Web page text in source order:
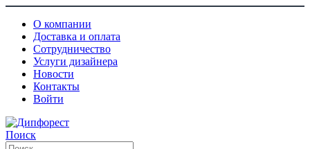
О компании
Доставка и оплата
Сотрудничество
Услуги дизайнера
Новости
Контакты
Войти
Поиск